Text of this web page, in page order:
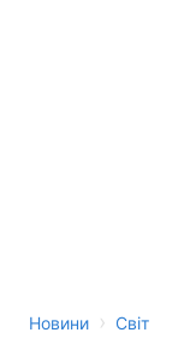
Новини › Світ